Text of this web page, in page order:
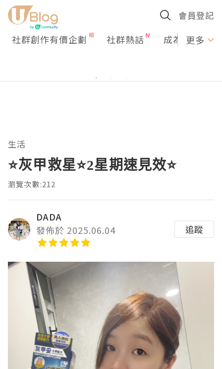
會員登記
社群創作有價企劃 社群熱話 成為U更多
生活
⭐灰甲救星⭐2星期速見效⭐
瀏覽次數:212
DADA
發佈於 2025.06.04
追蹤